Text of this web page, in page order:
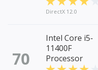
DirectX 12.0
70
Intel Core i5-
11400F
Processor